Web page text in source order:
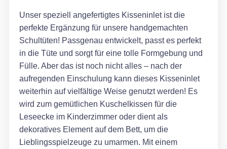
Unser speziell angefertigtes Kisseninlet ist die
perfekte Ergänzung für unsere handgemachten
Schultüten! Passgenau entwickelt, passt es perfekt
in die Tüte und sorgt für eine tolle Formgebung und
Fülle. Aber das ist noch nicht alles – nach der
aufregenden Einschulung kann dieses Kisseninlet
weiterhin auf vielfältige Weise genutzt werden! Es
wird zum gemütlichen Kuschelkissen für die
Leseecke im Kinderzimmer oder dient als
dekoratives Element auf dem Bett, um die
Lieblingsspielzeuge zu umarmen. Mit einem